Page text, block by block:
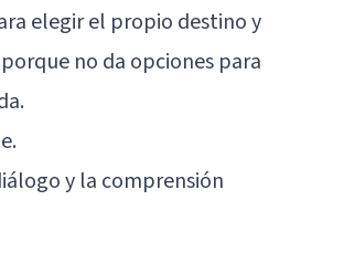
elegir el propio destino y
no da opciones para
y la comprensión